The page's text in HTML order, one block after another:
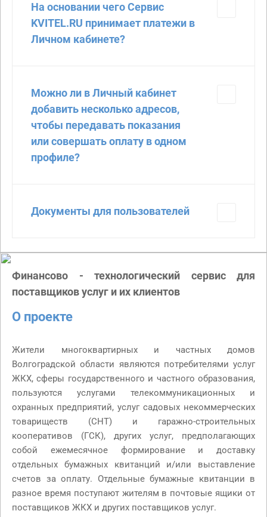
На основании чего Сервис
KVITEL.RU принимает платежи в
Личном кабинете?
Можно ли в Личный кабинет
добавить несколько адресов,
чтобы передавать показания
или совершать оплату в одном
профиле?
Документы для пользователей
Финансово - технологический сервис для
поставщиков услуг и их клиентов
О проекте
Жители многоквартирных и частных домов
Волгоградской области являются потребителями услуг
ЖКХ, сферы государственного и частного образования,
пользуются услугами телекоммуникационных и
охранных предприятий, услуг садовых некоммерческих
товариществ (СНТ) и гаражно-строительных
кооперативов (ГСК), других услуг, предполагающих
собой ежемесячное формирование и доставку
отдельных бумажных квитанций и/или выставление
счетов за оплату. Отдельные бумажные квитанции в
разное время поступают жителям в почтовые ящики от
поставщиков ЖКХ и других поставщиков услуг.